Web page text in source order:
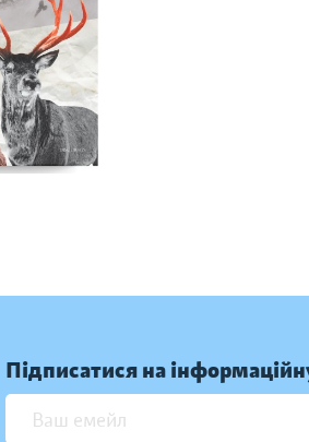
Підписатися на